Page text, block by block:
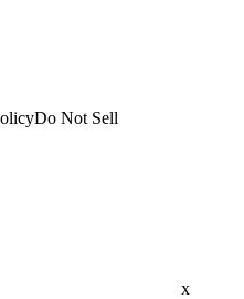
Do Not Sell
x